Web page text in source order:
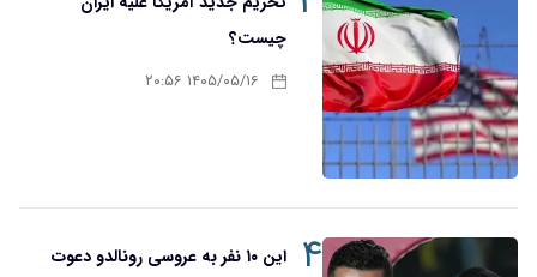
چیست؟
۱۴۰۵/۰۵/۱۶ ۲۰:۵۶
۴
این ۱۰ نفر به عروسی رونالدو دعوت